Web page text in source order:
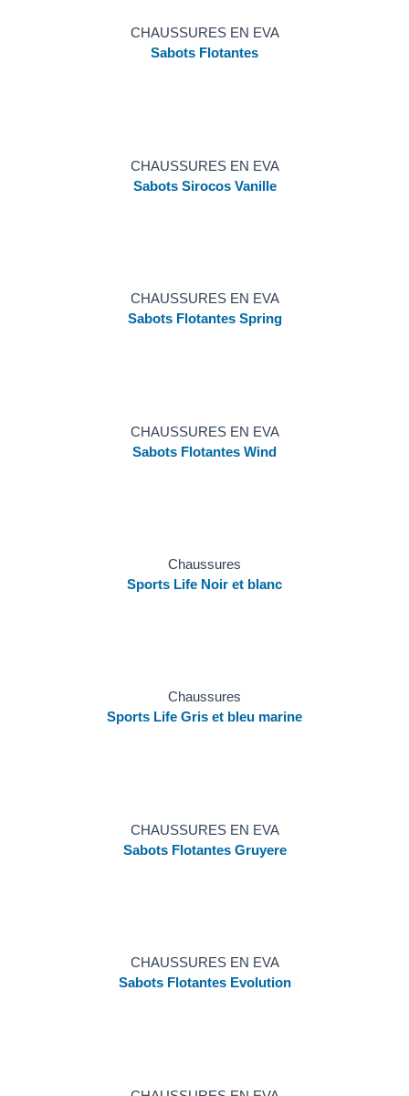
CHAUSSURES EN EVA
Sabots Flotantes
CHAUSSURES EN EVA
Sabots Sirocos Vanille
CHAUSSURES EN EVA
Sabots Flotantes Spring
CHAUSSURES EN EVA
Sabots Flotantes Wind
Chaussures
Sports Life Noir et blanc
Chaussures
Sports Life Gris et bleu marine
CHAUSSURES EN EVA
Sabots Flotantes Gruyere
CHAUSSURES EN EVA
Sabots Flotantes Evolution